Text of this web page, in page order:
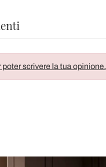
poter scrivere la tua opinione.